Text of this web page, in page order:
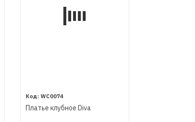
WC0074
Платье клубное Diva